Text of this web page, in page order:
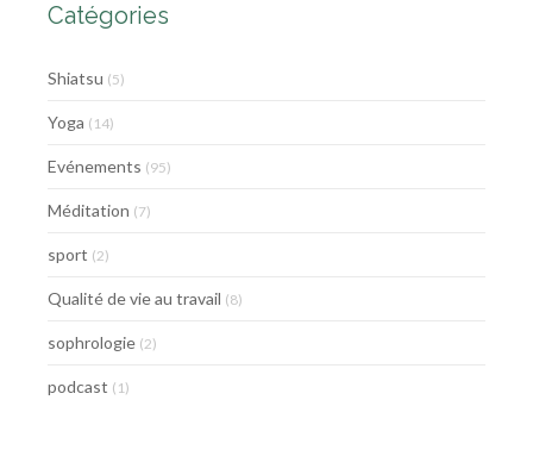
Catégories
Shiatsu (5)
Yoga (14)
Evénements (95)
Méditation (7)
sport (2)
Qualité de vie au travail (8)
sophrologie (2)
podcast (1)